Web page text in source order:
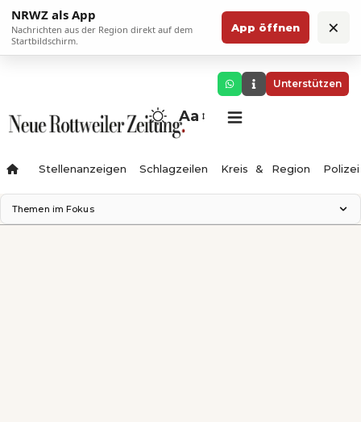
NRWZ als App
Nachrichten aus der Region direkt auf dem
Startbildschirm.
App öffnen ×
Unterstützen
Aa
Stellenanzeigen Schlagzeilen Kreis & Region Polizei
Themen im Fokus